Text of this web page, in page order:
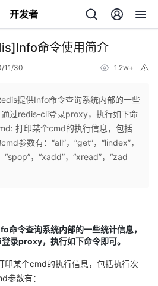
开发者
命令使用简介
11/30 1.2w+
提供Info命令查询系统内部的一些
过redis-cli登录proxy，执行如下命
打印某个cmd的执行信息，包括
参数有：“all”，“get”，“lindex”，
“spop”，“xadd”，“xread”，“zad
令查询系统内部的一些统计信息，
录proxy，执行如下命令即可。
某个cmd的执行信息，包括执行次
参数有：